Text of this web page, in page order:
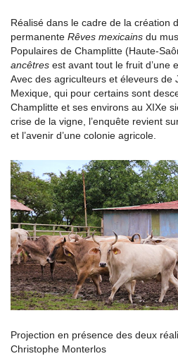
Réalisé dans le cadre de la création
permanente Rêves mexicains du
Populaires de Champlitte (Haute-
ancêtres est avant tout le fruit d’une
Avec des agriculteurs et éleveurs de
Mexique, qui pour certains sont
Champlitte et ses environs au XIXe
crise de la vigne, l’enquête revient
et l’avenir d’une colonie agricole.
Projection en présence des deux
Christophe Monterlos